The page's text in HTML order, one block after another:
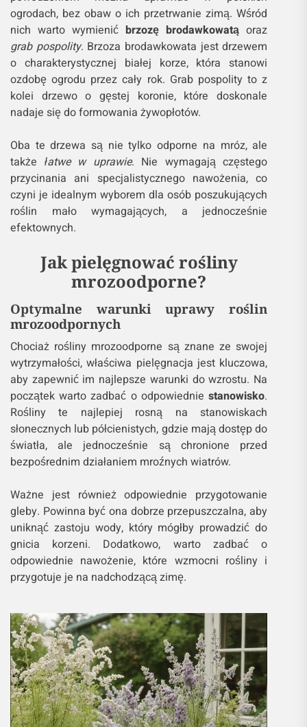
ogrodach, bez obaw o ich przetrwanie zimą. Wśród
nich warto wymienićbrzozę brodawkowatą oraz
grab pospolity. Brzoza brodawkowata jest drzewem
o charakterystycznej białej korze, która stanowi
ozdobę ogrodu przez cały rok. Grab pospolity to z
kolei drzewo o gęstej koronie, które doskonale
nadaje się do formowania żywopłotów.
Oba te drzewa są nie tylko odporne na mróz, ale
także łatwe w uprawie. Nie wymagają częstego
przycinania ani specjalistycznego nawożenia, co
czyni je idealnym wyborem dla osób poszukujących
roślin mało wymagających, a jednocześnie
efektownych.
Jak pielęgnować rośliny
mrozoodporne?
Optymalne warunki uprawy roślin
mrozoodpornych
Chociaż rośliny mrozoodporne są znane ze swojej
wytrzymałości, właściwa pielęgnacja jest kluczowa,
aby zapewnić im najlepsze warunki do wzrostu. Na
początek warto zadbać o odpowiedniestanowisko.
Rośliny te najlepiej rosną na stanowiskach
słonecznych lub półcienistych, gdzie mają dostęp do
światła, ale jednocześnie są chronione przed
bezpośrednim działaniem mroźnych wiatrów.
Ważne jest również odpowiednie przygotowanie
gleby. Powinna być ona dobrze przepuszczalna, aby
uniknąć zastoju wody, który mógłby prowadzić do
gnicia korzeni. Dodatkowo, warto zadbać o
odpowiednie nawożenie, które wzmocni rośliny i
przygotuje je na nadchodzącą zimę.